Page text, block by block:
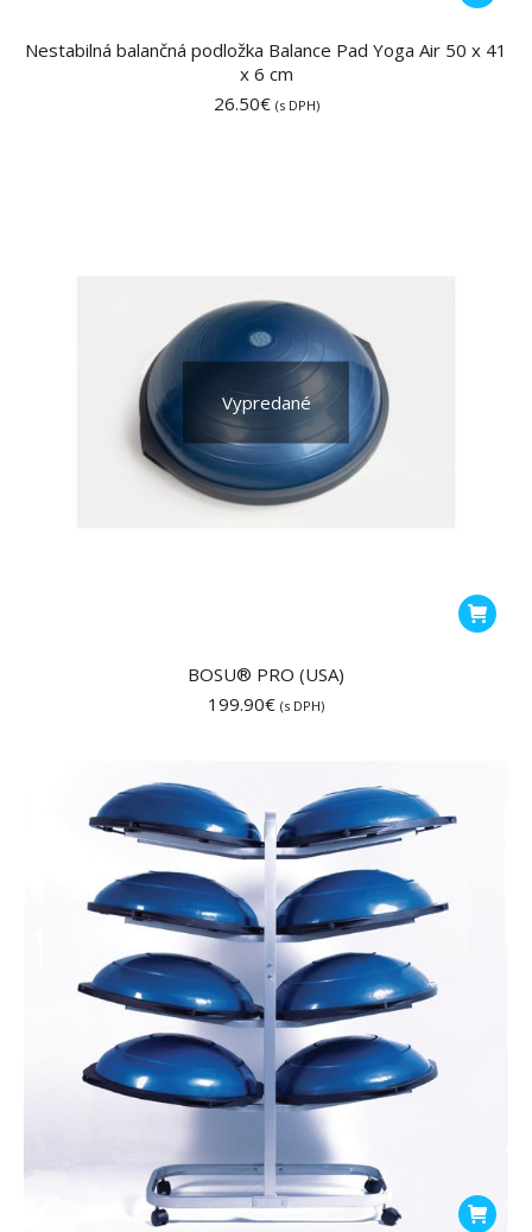
Nestabilná balančná podložka Balance Pad Yoga Air 50 x 41
x 6 cm
26.50€ (s DPH)
Vypredané
BOSU® PRO (USA)
199.90€ (s DPH)